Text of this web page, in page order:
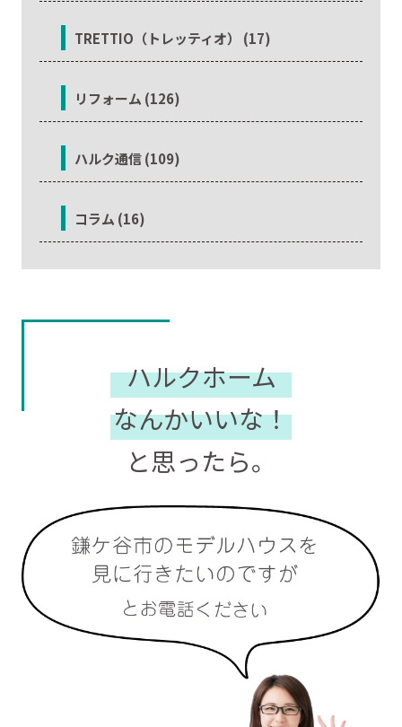
TRETTIO（トレッティオ） (17)
リフォーム (126)
ハルク通信 (109)
コラム (16)
ハルクホーム
なんかいいな！
と思ったら。